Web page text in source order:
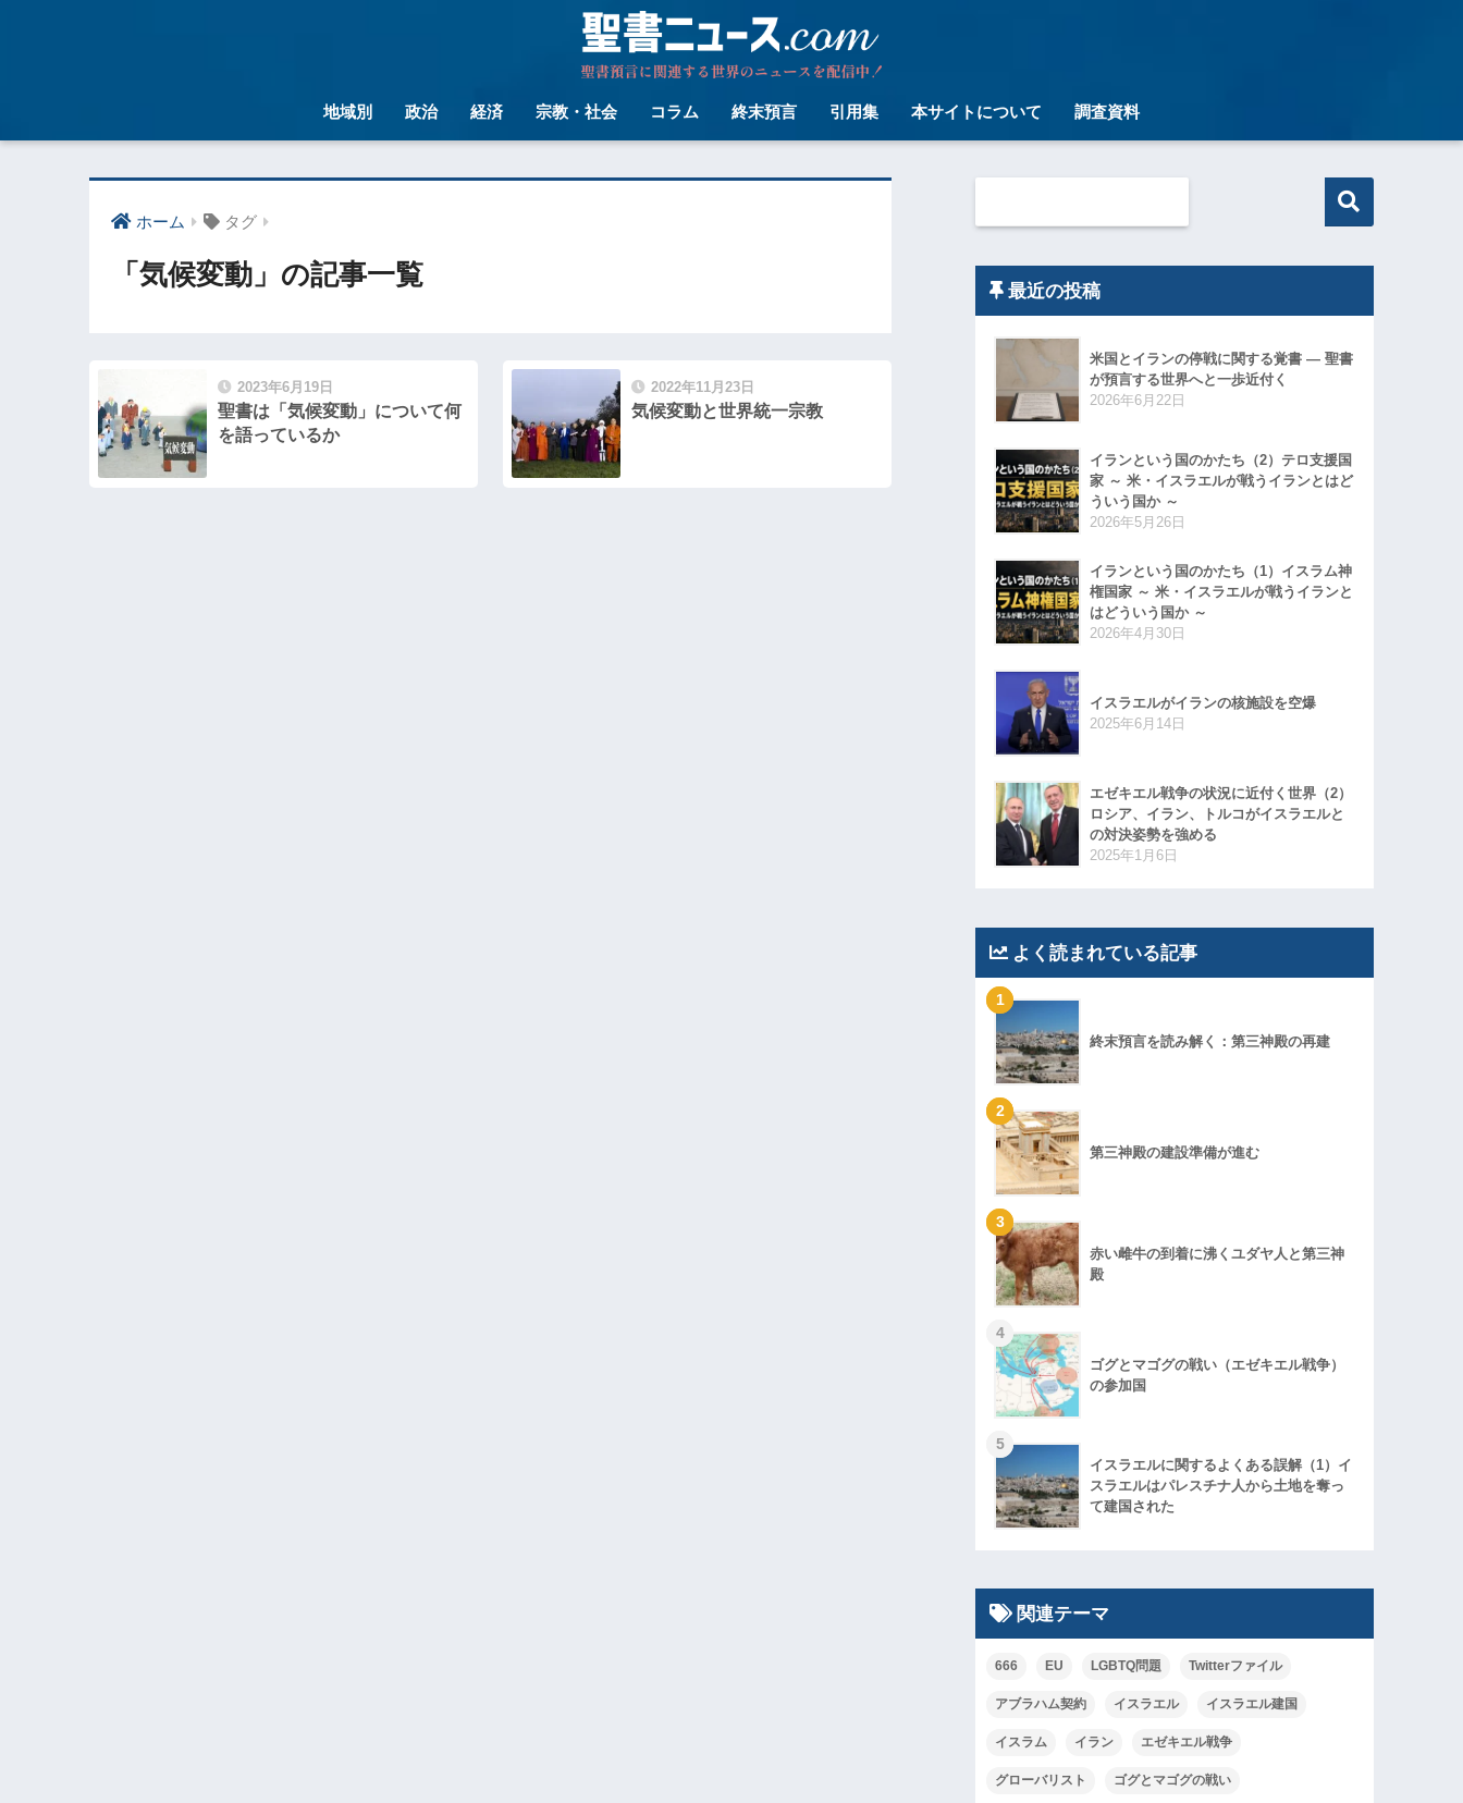
地域別 政治 経済 宗教・社会 コラム 終末預言 引用集 本サイトについて 調査資料
ホーム タグ
「気候変動」の記事一覧
2023年6月19日
聖書は「気候変動」について何
を語っているか
2022年11月23日
気候変動と世界統一宗教
最近の投稿
米国とイランの停戦に関する覚書 ― 聖書
が預言する世界へと一歩近付く
2026年6月22日
イランという国のかたち（2）テロ支援国
家 ～ 米・イスラエルが戦うイランとはど
ういう国か ～
2026年5月26日
イランという国のかたち（1）イスラム神
権国家 ～ 米・イスラエルが戦うイランと
はどういう国か ～
2026年4月30日
イスラエルがイランの核施設を空爆
2025年6月14日
エゼキエル戦争の状況に近付く世界（2）
ロシア、イラン、トルコがイスラエルと
の対決姿勢を強める
2025年1月6日
よく読まれている記事
1
終末預言を読み解く：第三神殿の再建
2
第三神殿の建設準備が進む
3
赤い雌牛の到着に沸くユダヤ人と第三神
殿
4
ゴグとマゴグの戦い（エゼキエル戦争）
の参加国
5
イスラエルに関するよくある誤解（1）イ
スラエルはパレスチナ人から土地を奪っ
て建国された
関連テーマ
666 EU LGBTQ問題 Twitterファイル
アブラハム契約 イスラエル イスラエル建国
イスラム イラン エゼキエル戦争
グローバリスト ゴグとマゴグの戦い